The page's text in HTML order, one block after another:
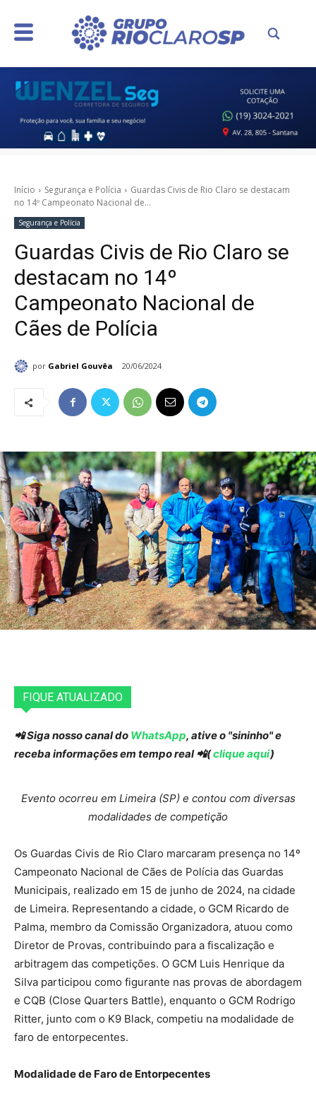
Início Segurança e Polícia
Guardas Civis de Rio Claro se destacam
no 14º Campeonato Nacional de...
Segurança e Polícia
Guardas Civis de Rio Claro se
destacam no 14º
Campeonato Nacional de
Cães de Polícia
por Gabriel Gouvêa 20/06/2024
FIQUE ATUALIZADO
📲 Siga nosso canal do WhatsApp, ative o "sininho" e
receba informações em tempo real 📲(clique aqui)
Evento ocorreu em Limeira (SP) e contou com diversas
modalidades de competição
Os Guardas Civis de Rio Claro marcaram presença no 14º
Campeonato Nacional de Cães de Polícia das Guardas
Municipais, realizado em 15 de junho de 2024, na cidade
de Limeira. Representando a cidade, o GCM Ricardo de
Palma, membro da Comissão Organizadora, atuou como
Diretor de Provas, contribuindo para a fiscalização e
arbitragem das competições. O GCM Luis Henrique da
Silva participou como figurante nas provas de abordagem
e CQB (Close Quarters Battle), enquanto o GCM Rodrigo
Ritter, junto com o K9 Black, competiu na modalidade de
faro de entorpecentes.
Modalidade de Faro de Entorpecentes